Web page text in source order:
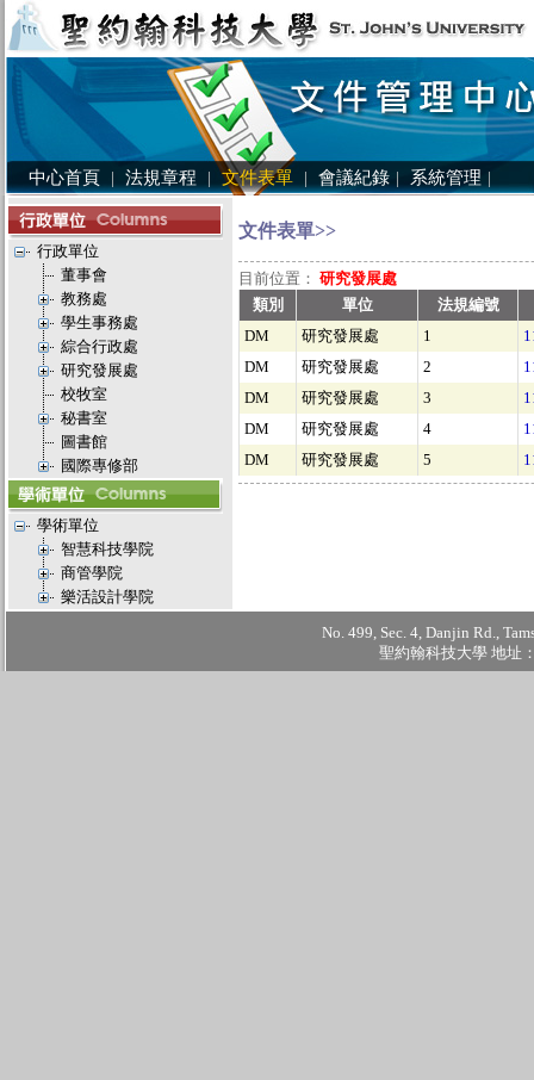
中心首頁 | 法規章程 | 文件表單 | 會議紀錄 | 系統管理 |
行政單位
董事會
教務處
學生事務處
綜合行政處
研究發展處
校牧室
秘書室
圖書館
國際專修部
學術單位
智慧科技學院
商管學院
樂活設計學院
文件表單>>
目前位置： 研究發展處
類別
單位
法規編號
DM
研究發展處 1
DM
研究發展處 2
DM
研究發展處 3
DM
研究發展處 4
DM
研究發展處 5
No. 499, Sec. 4, Danjin Rd.,
聖約翰科技大學 地址